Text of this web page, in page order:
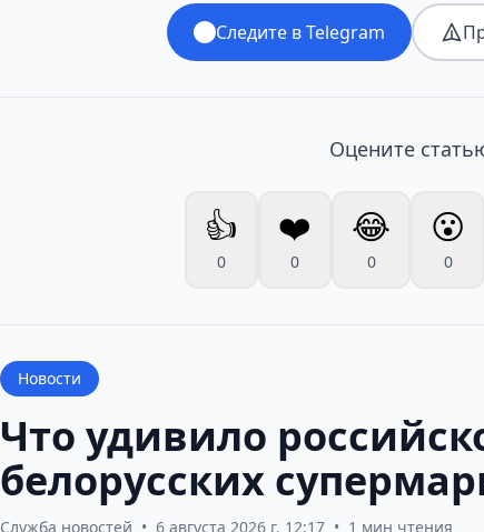
Следите в Telegram
Оцените
👍
0
❤️
0
😂
0
😮
0
Новости
Что удивило
белорусских
Служба новостей • 6 августа 2026 г. 12:17 • 1 мин чтения